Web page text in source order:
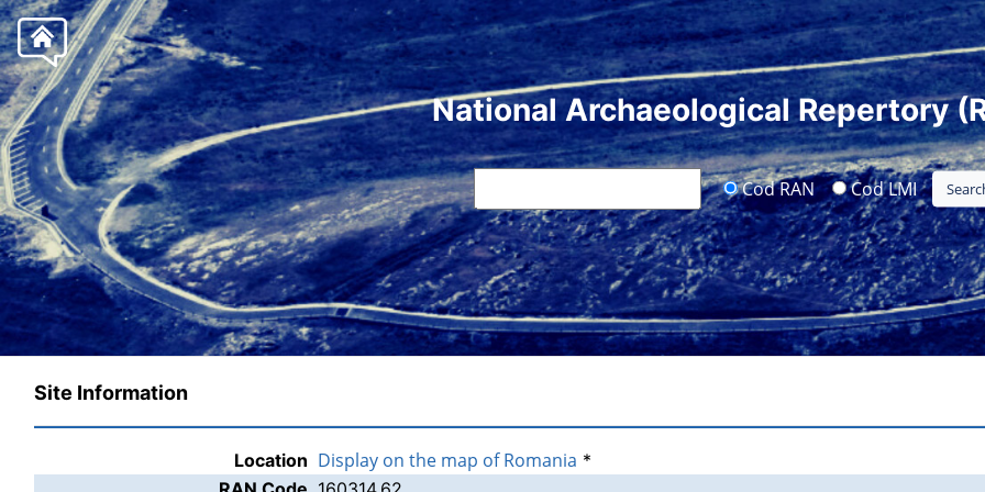
National Archaeological Repertory
Cod RAN Cod LMI
Site Information
Location Display on the map of Romania *